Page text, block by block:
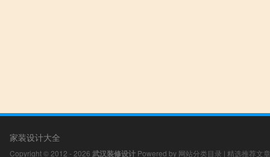
家装设计大全
Copyright © 2012 - 2026 武汉装修设计 Powered by 网站分类目录 | 精选推荐文章